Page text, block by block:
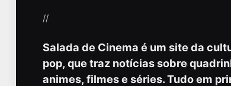
//
Salada de Cinema é um site da
pop, que traz notícias sobre
animes, filmes e séries. Tudo em